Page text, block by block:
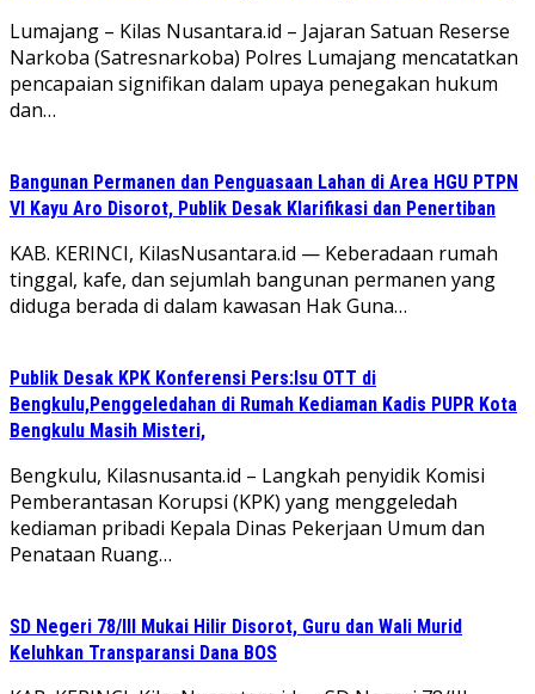
Lumajang – Kilas Nusantara.id – Jajaran Satuan Reserse
Narkoba (Satresnarkoba) Polres Lumajang mencatatkan
pencapaian signifikan dalam upaya penegakan hukum
dan…
Bangunan Permanen dan Penguasaan Lahan di Area HGU PTPN
VI Kayu Aro Disorot, Publik Desak Klarifikasi dan Penertiban
KAB. KERINCI, KilasNusantara.id — Keberadaan rumah
tinggal, kafe, dan sejumlah bangunan permanen yang
diduga berada di dalam kawasan Hak Guna…
Publik Desak KPK Konferensi Pers:Isu OTT di
Bengkulu,Penggeledahan di Rumah Kediaman Kadis PUPR Kota
Bengkulu Masih Misteri,
Bengkulu, Kilasnusanta.id – Langkah penyidik Komisi
Pemberantasan Korupsi (KPK) yang menggeledah
kediaman pribadi Kepala Dinas Pekerjaan Umum dan
Penataan Ruang…
SD Negeri 78/III Mukai Hilir Disorot, Guru dan Wali Murid
Keluhkan Transparansi Dana BOS